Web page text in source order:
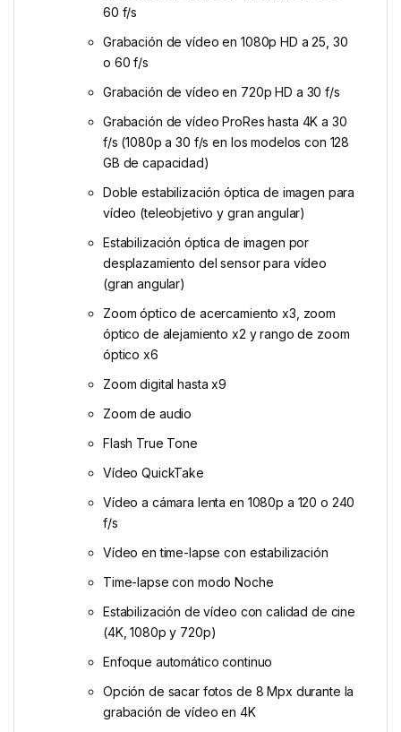
60 f/s
Grabación de vídeo en 1080p HD a 25, 30
o 60 f/s
Grabación de vídeo en 720p HD a 30 f/s
Grabación de vídeo ProRes hasta 4K a 30
f/s (1080p a 30 f/s en los modelos con 128
GB de capacidad)
Doble estabili­zación óptica de imagen para
vídeo (teleobjetivo y gran angular)
Estabilización óptica de imagen por
desplazamiento del sensor para vídeo
(gran angular)
Zoom óptico de acercamiento x3, zoom
óptico de alejamiento x2 y rango de zoom
óptico x6
Zoom digital hasta x9
Zoom de audio
Flash True Tone
Vídeo QuickTake
Vídeo a cámara lenta en 1080p a 120 o 240
f/s
Vídeo en time-lapse con estabili­zación
Time-lapse con modo Noche
Estabilización de vídeo con calidad de cine
(4K, 1080p y 720p)
Enfoque automático continuo
Opción de sacar fotos de 8 Mpx durante la
grabación de vídeo en 4K